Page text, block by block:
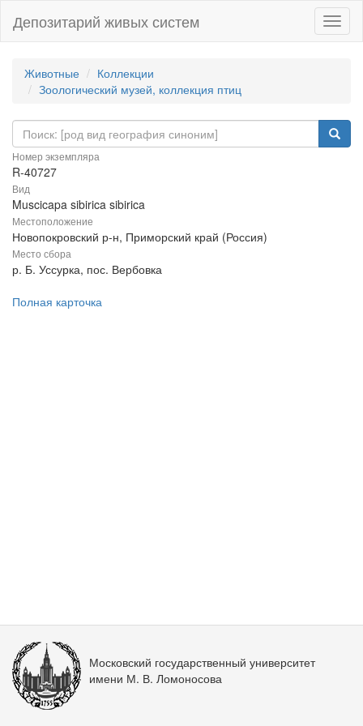
Депозитарий живых систем
Животные
Коллекции
Зоологический музей, коллекция птиц
Номер экземпляра
R-40727
Вид
Muscicapa sibirica sibirica
Местоположение
Новопокровский р-н, Приморский край (Россия)
Место сбора
р. Б. Уссурка, пос. Вербовка
Полная карточка
Московский государственный университет
имени М. В. Ломоносова